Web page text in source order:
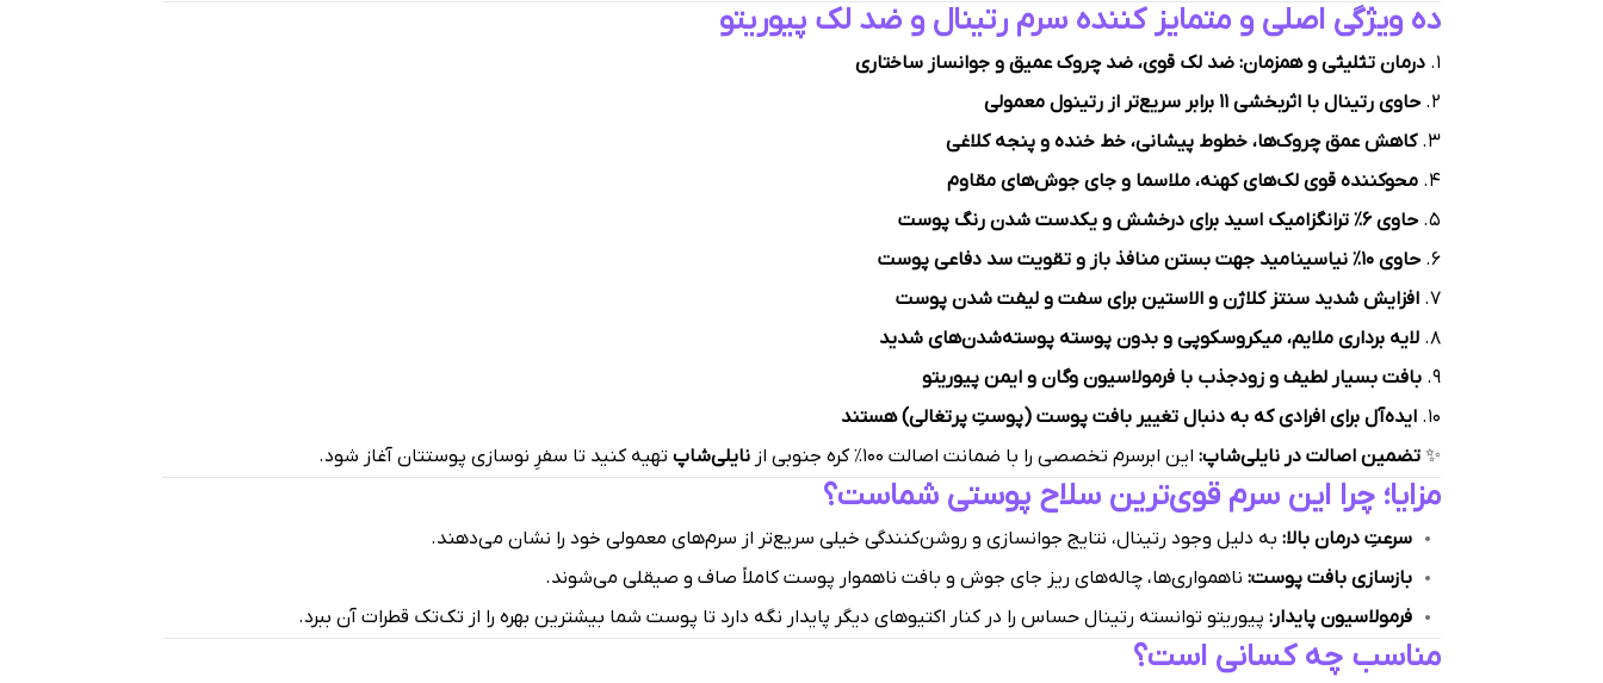
ده ویژگی اصلی و متمایز کننده سرم رتینال و ضد لک پیوریتو
۱. درمان تثلیثی و همزمان: ضد لک قوی، ضد چروک عمیق و جوانساز ساختاری
۲. حاوی رتینال با اثربخشی ۱۱ برابر سریع‌تر از رتینول معمولی
۳. کاهش عمق چروک‌ها، خطوط پیشانی، خط خنده و پنجه کلاغی
۴. محوکننده قوی لک‌های کهنه، ملاسما و جای جوش‌های مقاوم
۵. حاوی ۶٪ ترانگزامیک اسید برای درخشش و یکدست شدن رنگ پوست
۶. حاوی ۱۰٪ نیاسینامید جهت بستن منافذ باز و تقویت سد دفاعی پوست
۷. افزایش شدید سنتز کلاژن و الاستین برای سفت و لیفت شدن پوست
۸. لایه برداری ملایم، میکروسکوپی و بدون پوسته پوسته‌شدن‌های شدید
۹. بافت بسیار لطیف و زودجذب با فرمولاسیون وگان و ایمن پیوریتو
۱۰. ایده‌آل برای افرادی که به دنبال تغییر بافت پوست (پوستِ پرتغالی) هستند
✨ تضمین اصالت در نایلی‌شاپ: این ابرسرم تخصصی را با ضمانت اصالت ۱۰۰٪ کره جنوبی از نایلی‌شاپ تهیه کنید تا سفرِ نوسازی پوستتان آغاز شود.
مزایا؛ چرا این سرم قوی‌ترین سلاح پوستی شماست؟
سرعتِ درمان بالا: به دلیل وجود رتینال، نتایج جوانسازی و روشن‌کنندگی خیلی سریع‌تر از سرم‌های معمولی خود را نشان می‌دهند.
بازسازی بافت پوست: ناهمواری‌ها، چاله‌های ریز جای جوش و بافت ناهموار پوست کاملاً صاف و صیقلی می‌شوند.
فرمولاسیون پایدار: پیوریتو توانسته رتینال حساس را در کنار اکتیوهای دیگر پایدار نگه دارد تا پوست شما بیشترین بهره را از تک‌تک قطرات آن ببرد.
مناسب چه کسانی است؟